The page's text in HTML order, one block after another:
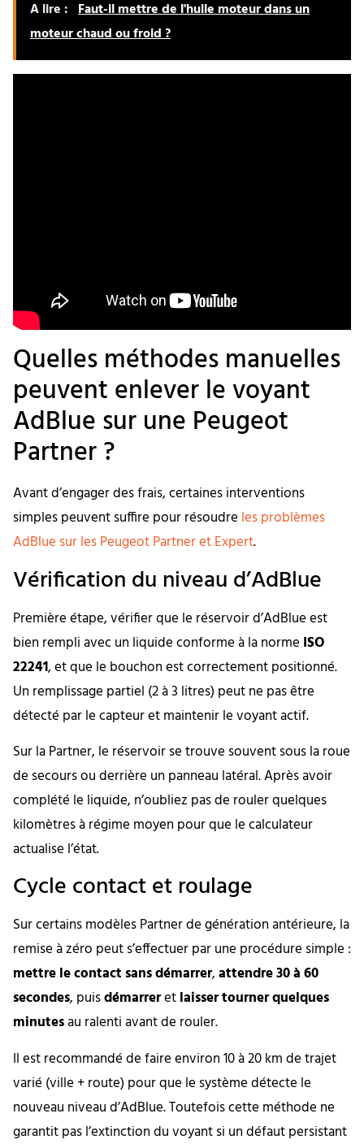
A lire : Faut-il mettre de l'huile moteur dans un
moteur chaud ou froid ?
Quelles méthodes manuelles
peuvent enlever le voyant
AdBlue sur une Peugeot
Partner ?
Avant d’engager des frais, certaines interventions
simples peuvent suffire pour résoudre les problèmes
AdBlue sur les Peugeot Partner et Expert.
Vérification du niveau d’AdBlue
Première étape, vérifier que le réservoir d’AdBlue est
bien rempli avec un liquide conforme à la norme ISO
22241, et que le bouchon est correctement positionné.
Un remplissage partiel (2 à 3 litres) peut ne pas être
détecté par le capteur et maintenir le voyant actif.
Sur la Partner, le réservoir se trouve souvent sous la roue
de secours ou derrière un panneau latéral. Après avoir
complété le liquide, n’oubliez pas de rouler quelques
kilomètres à régime moyen pour que le calculateur
actualise l’état.
Cycle contact et roulage
Sur certains modèles Partner de génération antérieure, la
remise à zéro peut s’effectuer par une procédure simple :
mettre le contact sans démarrer,attendre 30 à 60
secondes, puisdémarreretlaisser tourner quelques
minutesau ralenti avant de rouler.
Il est recommandé de faire environ 10 à 20 km de trajet
varié (ville + route) pour que le système détecte le
nouveau niveau d’AdBlue. Toutefois cette méthode ne
garantit pas l’extinction du voyant si un défaut persistant